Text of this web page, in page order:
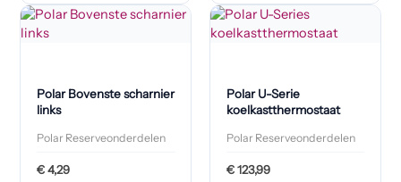
Polar Bovenste scharnier
links
Polar Reserveonderdelen
€4,29
Polar U-Serie
koelkastthermostaat
Polar Reserveonderdelen
€123,99